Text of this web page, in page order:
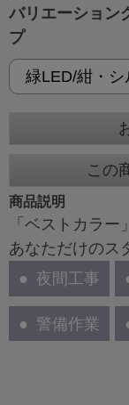
バリエーション
プ
この
商品説明
「ベストカラ
あなただけのス
夜間工事
警備作業